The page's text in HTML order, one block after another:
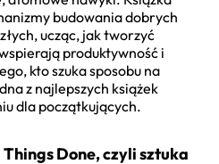
budowania dobrych
ucząc, jak tworzyć
produktywność i
kto szuka sposobu na
z najlepszych książek
dla początkujących.
Done, czyli sztuka